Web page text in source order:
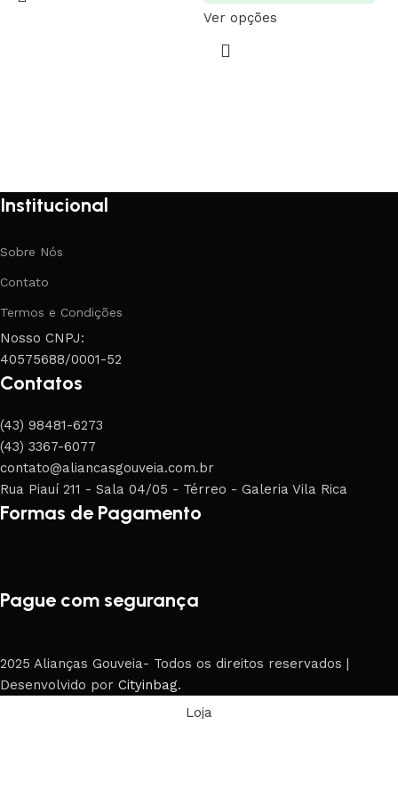
Ver opções
Institucional
Sobre Nós
Contato
Termos e Condições
Nosso CNPJ:
40575688/0001-52
Contatos
(43) 98481-6273
(43) 3367-6077
contato@aliancasgouveia.com.br
Rua Piauí 211 - Sala 04/05 - Térreo - Galeria Vila Rica
Formas de Pagamento
Pague com segurança
2025 Alianças Gouveia- Todos os direitos reservados |
Desenvolvido por Cityinbag.
Loja